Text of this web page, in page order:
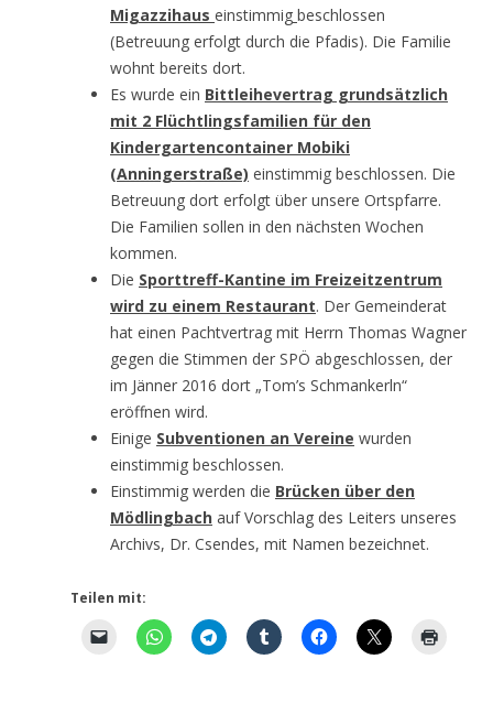
Migazzihaus einstimmig beschlossen
(Betreuung erfolgt durch die Pfadis). Die Familie
wohnt bereits dort.
Es wurde ein Bittleihevertrag grundsätzlich
mit 2 Flüchtlingsfamilien für den
Kindergartencontainer Mobiki
(Anningerstraße) einstimmig beschlossen. Die
Betreuung dort erfolgt über unsere Ortspfarre.
Die Familien sollen in den nächsten Wochen
kommen.
Die Sporttreff-Kantine im Freizeitzentrum
wird zu einem Restaurant. Der Gemeinderat
hat einen Pachtvertrag mit Herrn Thomas Wagner
gegen die Stimmen der SPÖ abgeschlossen, der
im Jänner 2016 dort „Tom’s Schmankerln“
eröffnen wird.
Einige Subventionen an Vereine wurden
einstimmig beschlossen.
Einstimmig werden die Brücken über den
Mödlingbach auf Vorschlag des Leiters unseres
Archivs, Dr. Csendes, mit Namen bezeichnet.
Teilen mit: